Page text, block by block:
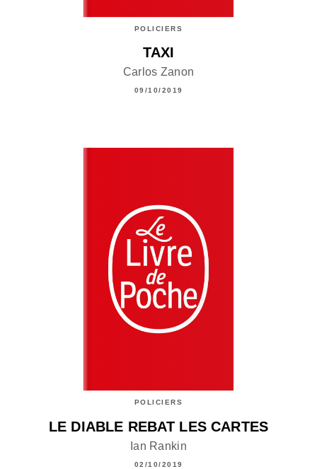
POLICIERS
TAXI
Carlos Zanon
09/10/2019
POLICIERS
LE DIABLE REBAT LES CARTES
Ian Rankin
02/10/2019